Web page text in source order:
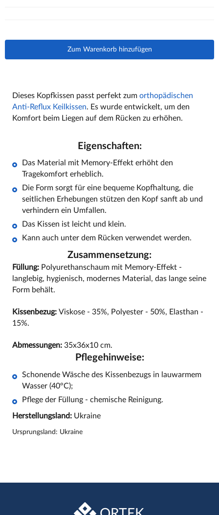
Zum Warenkorb hinzufügen
Dieses Kopfkissen passt perfekt zum orthopädischen
Anti-Reflux Keilkissen. Es wurde entwickelt, um den
Komfort beim Liegen auf dem Rücken zu erhöhen.
Eigenschaften:
Das Material mit Memory-Effekt erhöht den
Tragekomfort erheblich.
Die Form sorgt für eine bequeme Kopfhaltung, die
seitlichen Erhebungen stützen den Kopf sanft ab und
verhindern ein Umfallen.
Das Kissen ist leicht und klein.
Kann auch unter dem Rücken verwendet werden.
Zusammensetzung:
Füllung: Polyurethanschaum mit Memory-Effekt -
langlebig, hygienisch, modernes Material, das lange seine
Form behält.
Kissenbezug: Viskose - 35%, Polyester - 50%, Elasthan -
15%.
Abmessungen: 35x36x10 cm.
Pflegehinweise:
Schonende Wäsche des Kissenbezugs in lauwarmem
Wasser (40°C);
Pflege der Füllung - chemische Reinigung.
Herstellungsland: Ukraine
Ursprungsland: Ukraine